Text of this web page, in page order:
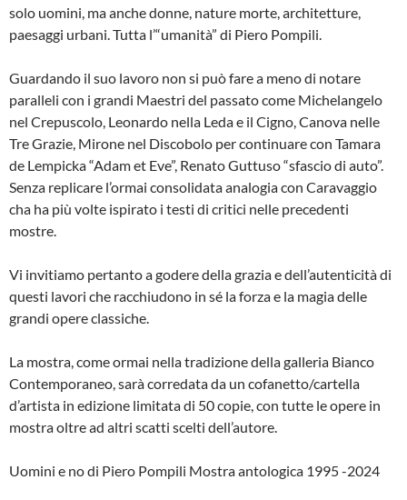
solo uomini, ma anche donne, nature morte, architetture,
paesaggi urbani. Tutta l’“umanità” di Piero Pompili.
Guardando il suo lavoro non si può fare a meno di notare
paralleli con i grandi Maestri del passato come Michelangelo
nel Crepuscolo, Leonardo nella Leda e il Cigno, Canova nelle
Tre Grazie, Mirone nel Discobolo per continuare con Tamara
de Lempicka “Adam et Eve”, Renato Guttuso “sfascio di auto”.
Senza replicare l’ormai consolidata analogia con Caravaggio
cha ha più volte ispirato i testi di critici nelle precedenti
mostre.
Vi invitiamo pertanto a godere della grazia e dell’autenticità di
questi lavori che racchiudono in sé la forza e la magia delle
grandi opere classiche.
La mostra, come ormai nella tradizione della galleria Bianco
Contemporaneo, sarà corredata da un cofanetto/cartella
d’artista in edizione limitata di 50 copie, con tutte le opere in
mostra oltre ad altri scatti scelti dell’autore.
Uomini e no di Piero Pompili Mostra antologica 1995 -2024